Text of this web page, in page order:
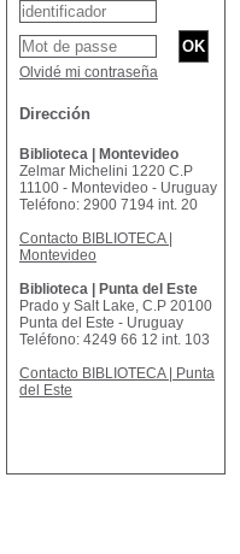
Olvidé mi contraseña
Dirección
Biblioteca | Montevideo
Zelmar Michelini 1220 C.P
11100 - Montevideo - Uruguay
Teléfono: 2900 7194 int. 20
Contacto BIBLIOTECA |
Montevideo
Biblioteca | Punta del Este
Prado y Salt Lake, C.P 20100
Punta del Este - Uruguay
Teléfono: 4249 66 12 int. 103
Contacto BIBLIOTECA | Punta
del Este